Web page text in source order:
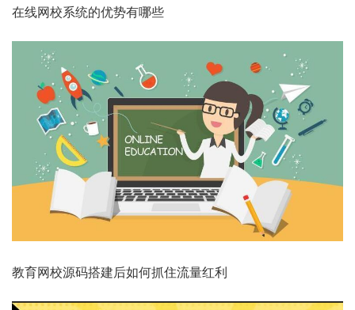
在线网校系统的优势有哪些
教育网校源码搭建后如何抓住流量红利